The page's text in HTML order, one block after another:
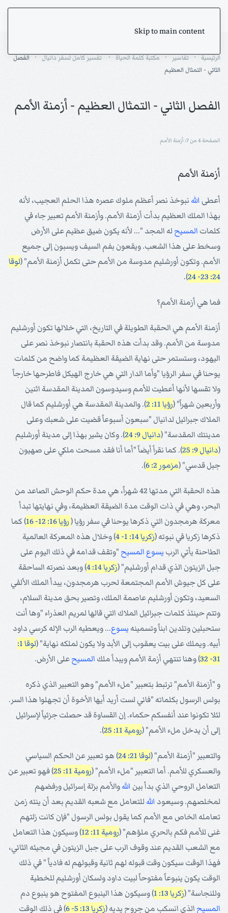
Skip to main content
الرئيسية تفاسير مكتبة كلمة الحياة تفسير كامل لسفر دانيال
الفصل
الثاني - التمثال العظيم
الفصل الثاني - التمثال العظيم - أزمنة الأمم
الصفحة 4 من 7: أزمنة الأمم
أزمنة الأمم
أعطى الله نبوخذ نصر أعظم ملوك عصره هذا الحلم العجيب، لأنه
بهذا الملك العظيم بدأت أزمنة الأمم. وأزمنة الأمم تعبير جاء في
كلمات المسيح له المجد "... لأنه يكون ضيق عظيم على الأرض
وسخط على هذا الشعب. ويقعون بفم السيف ويسبون إلى جميع
الأمم. وتكون أورشليم مدوسة من الأمم حتى تكمل أزمنة الأمم" (لوقا
24: 23- 24
).
فما هي أزمنة الأمم؟
أزمنة الأمم هي الحقبة الطويلة في التاريخ، التي خلالها تكون أورشليم
مدوسة من الأمم. وقد بدأت هذه الحقبة بانتصار نبوخذ نصر على
اليهود، وستستمر حتى نهاية الضيقة العظيمة كما واضح من كلمات
يوحنا في سفر الرؤيا "وأما الدار التي هي خارج الهيكل فاطرحها خارجاً
ولا تقسها لأنها أعطيت للأمم وسيدوسون المدينة المقدسة اثنين
وأربعين شهراً" (رؤيا 11: 2
). والمدينة المقدسة هي أورشليم كما قال
الملاك جبرائيل لدانيال "سبعون أسبوعاً قضيت على شعبك وعلى
مدينتك المقدسة" (دانيال 9: 24
). وكان يشير بهذا إلى مدينة أورشليم
(دانيال 9: 25
). كما نقرأ أيضاً "أما أنا فقد مسحت ملكي على صهيون
جبل قدسي" (مزمور 2: 6 ).
هذه الحقبة التي مدتها 42 شهراً، هي مدة حكم الوحش الصاعد من
البحر، وهي في ذات الوقت مدة الضيقة العظيمة، وفي نهايتها تبدأ
معركة هرمجدون التي ذكرها يوحنا في سفر رؤيا (رؤيا 16: 12- 16
) كما
ذكرها زكريا في نبوته (زكريا 14: 1- 4
) وخلال هذه المعركة العالمية
الطاحنة يأتي الرب يسوع المسيح "وتقف قدامه في ذلك اليوم على
جبل الزيتون الذي قدام أورشليم" (زكريا 14: 4
) وبعد نصرته الساحقة
على كل جيوش الأمم المجتمعة لحرب هرمجدون، يبدأ الملك الألفي
السعيد، وتكون أورشليم عاصمة الملك، وتصير بحق مدينة السلام،
وتتم حينئذ كلمات جبرائيل الملاك التي قالها لمريم العذراء "وها أنت
ستحبلين وتلدين ابناً وتسمينه يسوع... ويعطيه الرب الإله كرسي داود
أبيه. ويملك على بيت يعقوب إلى الأبد ولا يكون لملكه نهاية" (
لوقا 1:
31- 32
) وهنا تنتهي أزمة الأمم ويبدأ ملك المسيحعلى الأرض.
و "أزمنة الأمم" ترتبط بتعبير "ملء الأمم" وهو التعبير الذي ذكره
بولس الرسول بكلماته "فاني لست أريد أيها الأخوة أن تجهلوا هذا السر.
لئلا تكونوا عند أنفسكم حكماء. إن القساوة قد حصلت جزئياً لإسرائيل
إلى أن يدخل ملء الأمم" (رومية 11: 25 ).
والتعبير "أزمنة الأمم" (لوقا 21: 24
) هو تعبير عن الحكم السياسي
والعسكري للأمم. أما التعبير "ملء الأمم" (رومية 11: 25
) فهو تعبير عن
التعامل الروحي الذي بدأ بين اللهوالأمم بزلة إسرائيل ورفضهم
لمخلصهم. وسيعود الله للتعامل مع شعبه القديم بعد أن ينته زمن
تعامله الخاص مع الأمم كما يقول بولس الرسول "فإن كانت زلتهم
غنى للأمم فكم بالحري ملؤهم" (رومية 11: 12
) وسيكون هذا التعامل
مع الشعب القديم عند وقوف الرب على جبل الزيتون في مجيئه الثاني،
فهذا الوقت سيكون وقت قبوله لهم ثانية وقبولهم له فادياً " في ذلك
الوقت يكون ينبوعاً مفتوحاً لبيت داود ولسكان أورشليم للخطية
وللنجاسة" (زكريا 13: 1
) وسيكون هذا الينبوع المفتوح هو ينبوع دم
المسيح الذي انسكب من جروح يديه (زكريا 13: 5- 6 ) في ذلك الوقت